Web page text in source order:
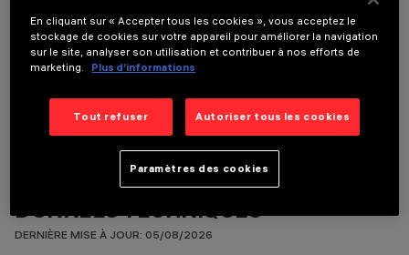
COMPOSANTS OPTIONNELS
DONNÉES TECHNIQUES
DERNIÈRE MISE À JOUR: 05/08/2026
En cliquant sur « Accepter tous les cookies », vous acceptez le
stockage de cookies sur votre appareil pour améliorer la navigation
sur le site, analyser son utilisation et contribuer à nos efforts de
marketing. Plus d’informations
Tout refuser Autoriser tous les cookies
Paramètres des cookies